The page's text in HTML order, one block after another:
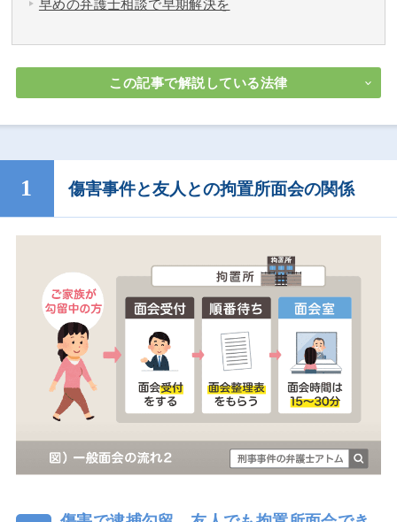
早めの弁護士相談で早期解決を
この記事で解説している法律
傷害事件と友人との拘置所面会の関係